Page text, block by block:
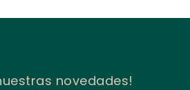
novedades!